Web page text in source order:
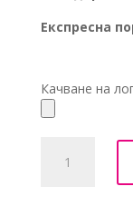
Експресна
Качване на